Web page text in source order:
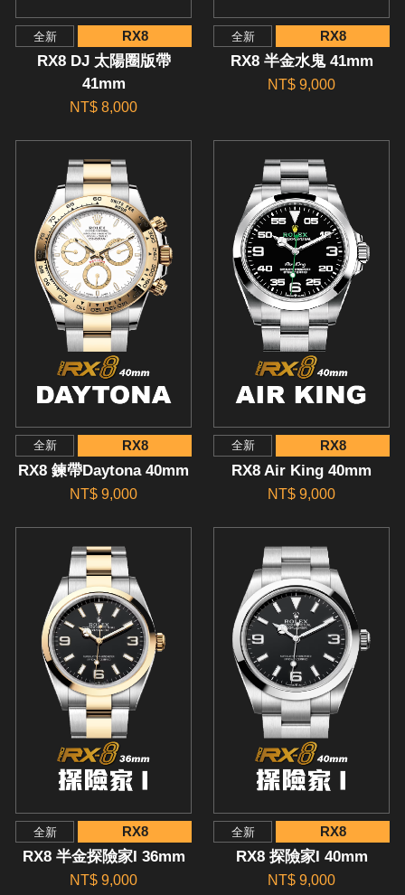
全新 RX8
RX8 DJ 太陽圈版帶
41mm
NT$ 8,000
全新 RX8
RX8 半金水鬼 41mm
NT$ 9,000
全新 RX8
RX8 鍊帶Daytona 40mm
NT$ 9,000
全新 RX8
RX8 Air King 40mm
NT$ 9,000
全新 RX8
RX8 半金探險家I 36mm
NT$ 9,000
全新 RX8
RX8 探險家I 40mm
NT$ 9,000